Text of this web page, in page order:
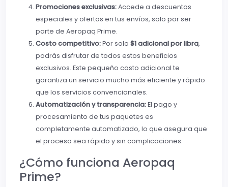
Promociones exclusivas:Accede a descuentos
especiales y ofertas en tus envíos, solo por ser
parte de Aeropaq Prime.
Costo competitivo:Por solo $1 adicional por libra,
podrás disfrutar de todos estos beneficios
exclusivos. Este pequeño costo adicional te
garantiza un servicio mucho más eficiente y rápido
que los servicios convencionales.
Automatización y transparencia:El pago y
procesamiento de tus paquetes es
completamente automatizado, lo que asegura que
el proceso sea rápido y sin complicaciones.
¿Cómo funciona Aeropaq
Prime?